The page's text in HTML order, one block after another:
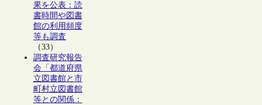
果を公表：読
書時間や図書
館の利用頻度
等も調査
（33）
調査研究報告
会「都道府県
立図書館と市
町村立図書館
等との関係：